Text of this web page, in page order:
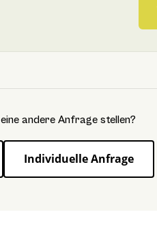
andere Anfrage stellen?
Individuelle Anfrage